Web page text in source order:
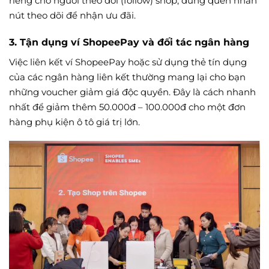
nút theo dõi để nhận ưu đãi.
3. Tận dụng ví ShopeePay và đối tác ngân hàng
Việc liên kết ví ShopeePay hoặc sử dụng thẻ tín dụng
của các ngân hàng liên kết thường mang lại cho bạn
những voucher giảm giá độc quyền. Đây là cách nhanh
nhất để giảm thêm 50.000đ – 100.000đ cho một đơn
hàng phụ kiện ô tô giá trị lớn.